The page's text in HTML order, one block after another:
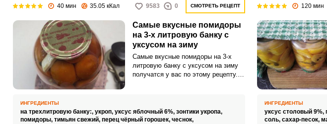
40 мин 35.05 кКал 9583 0 СМОТРЕТЬ РЕЦЕПТ 120 мин
Самые вкусные помидоры
на 3-х литровую банку с
уксусом на зиму
Самые вкусные помидоры на 3-х
литровую банку с уксусом на зиму
получатся у вас по этому рецепту. В
прекрасно подходят к картофелю,
макаронам, мясу и птице.
ИНГРЕДИЕНТЫ
на трехлитровую банку:, укроп, уксус яблочный 6%, зонтики укропа,
помидоры, тимьян свежий, перец чёрный горошек, чеснок,
ИНГРЕДИЕНТЫ
уксус столовый 9%,
соль, сахар-песок,